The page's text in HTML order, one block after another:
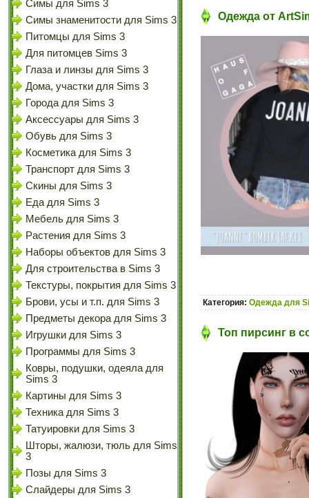
Симы для Sims 3
Симы знаменитости для Sims 3
Питомцы для Sims 3
Для питомцев Sims 3
Глаза и линзы для Sims 3
Дома, участки для Sims 3
Города для Sims 3
Аксессуары для Sims 3
Обувь для Sims 3
Косметика для Sims 3
Транспорт для Sims 3
Скины для Sims 3
Еда для Sims 3
Мебель для Sims 3
Растения для Sims 3
Наборы объектов для Sims 3
Для строительства в Sims 3
Текстуры, покрытия для Sims 3
Брови, усы и т.п. для Sims 3
Предметы декора для Sims 3
Игрушки для Sims 3
Программы для Sims 3
Ковры, подушки, одеяла для
Sims 3
Картины для Sims 3
Техника для Sims 3
Татуировки для Sims 3
Шторы, жалюзи, тюль для Sims
3
Позы для Sims 3
Слайдеры для Sims 3
Одежда от
Категория: Одежда для
Топ пирсинг в